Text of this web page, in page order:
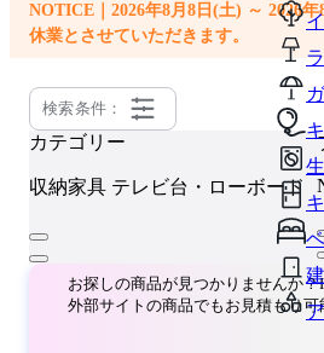
NOTICE｜2026年8月8日(土) ～ 2026
休業とさせていただきます。
検索条件：
カテゴリー
収納家具 テレビ台・ローボード
お探しの商品が見つかりませんか？
外部サイトの商品でもお見積もり可